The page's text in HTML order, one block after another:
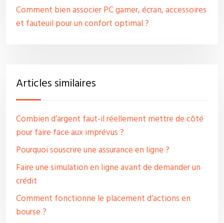
Comment bien associer PC gamer, écran, accessoires
et fauteuil pour un confort optimal ?
Articles similaires
Combien d’argent faut-il réellement mettre de côté
pour faire face aux imprévus ?
Pourquoi souscrire une assurance en ligne ?
Faire une simulation en ligne avant de demander un
crédit
Comment fonctionne le placement d’actions en
bourse ?